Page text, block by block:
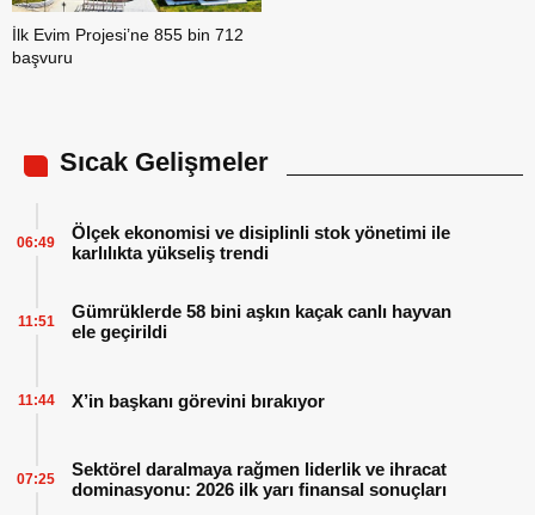
İlk Evim Projesi’ne 855 bin 712
başvuru
Sıcak Gelişmeler
Ölçek ekonomisi ve disiplinli stok yönetimi ile
karlılıkta yükseliş trendi
06:49
Gümrüklerde 58 bini aşkın kaçak canlı hayvan
ele geçirildi
11:51
X’in başkanı görevini bırakıyor
11:44
Sektörel daralmaya rağmen liderlik ve ihracat
dominasyonu: 2026 ilk yarı finansal sonuçları
07:25